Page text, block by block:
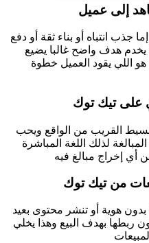
إلى عميل
جذب انتباه أو بناء ثقة أو دفع
يخدم هدف واضح غالبا يضيع
اللي يقود العميل خطوة
على تيك توك
القريب من الواقع ويحب
لذلك اللغة المباشرة
أي إخراج مبالغ فيه
من تيك توك
بدون هوية أو تنشر محتوى بعيد
ربطها بهدف البيع وهذا يخلي